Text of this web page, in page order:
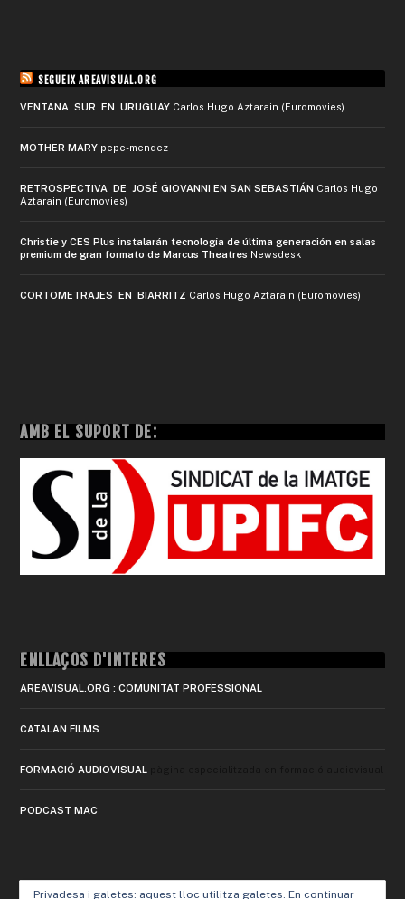
SEGUEIX AREAVISUAL.ORG
VENTANA SUR EN URUGUAY Carlos Hugo Aztarain (Euromovies)
MOTHER MARY pepe-mendez
RETROSPECTIVA DE JOSÉ GIOVANNI EN SAN SEBASTIÁN Carlos Hugo
Aztarain (Euromovies)
Christie y CES Plus instalarán tecnología de última generación en salas
premium de gran formato de Marcus Theatres Newsdesk
CORTOMETRAJES EN BIARRITZ Carlos Hugo Aztarain (Euromovies)
AMB EL SUPORT DE:
ENLLAÇOS D'INTERÈS
AREAVISUAL.ORG : COMUNITAT PROFESSIONAL
CATALAN FILMS
FORMACIÓ AUDIOVISUAL
PODCAST MAC
Privadesa i galetes: aquest lloc utilitza galetes. En continuar